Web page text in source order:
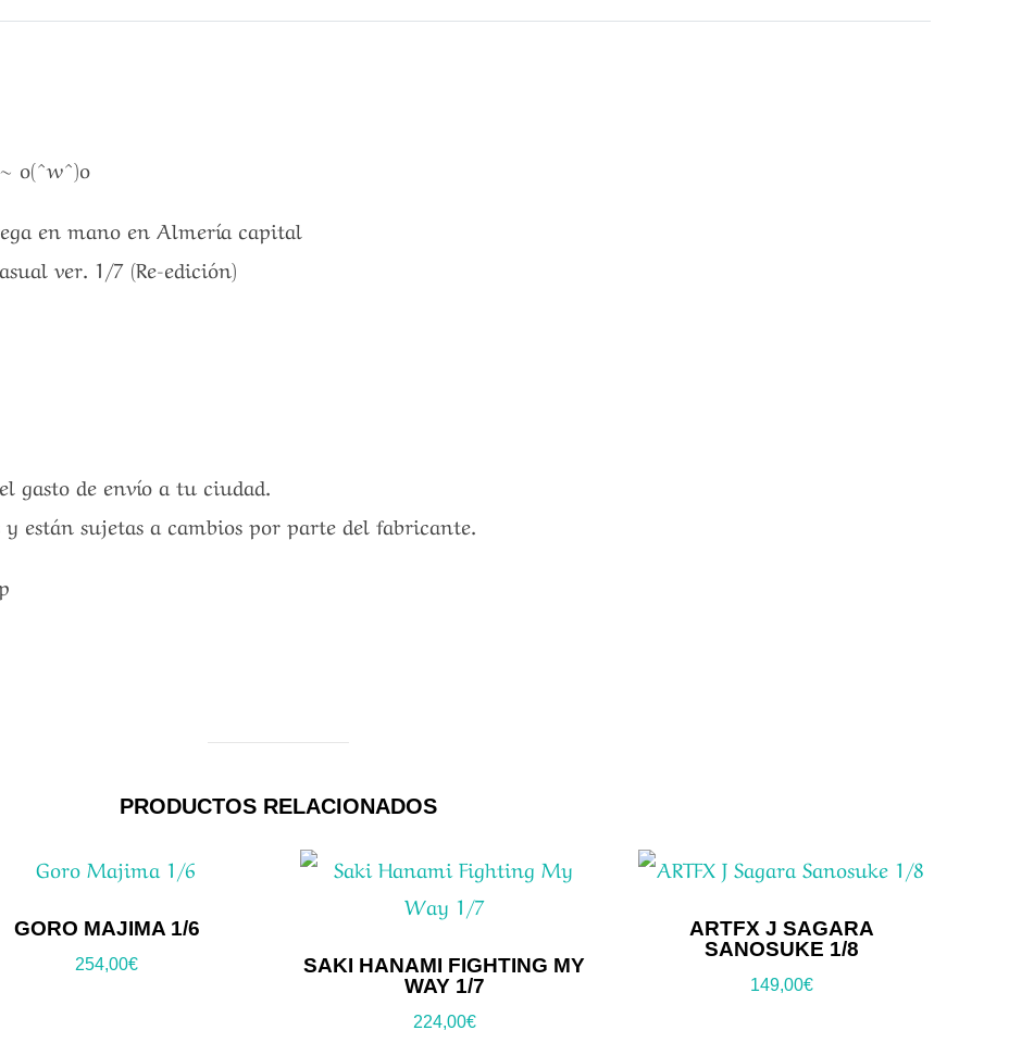
o(^w^)o
en mano en Almería capital
ver. 1/7 (Re-edición)
gasto de envío a tu ciudad.
y están sujetas a cambios por parte del fabricante.
PRODUCTOS RELACIONADOS
GORO MAJIMA 1/6
254,00€
SAKI HANAMI FIGHTING MY
WAY 1/7
224,00€
ARTFX J SAGARA
SANOSUKE 1/8
149,00€